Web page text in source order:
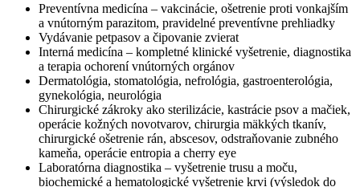
Preventívna medicína – vakcinácie, ošetrenie proti vonkajším
a vnútorným parazitom, pravidelné preventívne prehliadky
Vydávanie petpasov a čipovanie zvierat
Interná medicína – kompletné klinické vyšetrenie, diagnostika
a terapia ochorení vnútorných orgánov
Dermatológia, stomatológia, nefrológia, gastroenterológia,
gynekológia, neurológia
Chirurgické zákroky ako sterilizácie, kastrácie psov a mačiek,
operácie kožných novotvarov, chirurgia mäkkých tkanív,
chirurgické ošetrenie rán, abscesov, odstraňovanie zubného
kameňa, operácie entropia a cherry eye
Laboratórna diagnostika – vyšetrenie trusu a moču,
biochemické a hematologické vyšetrenie krvi (výsledok do